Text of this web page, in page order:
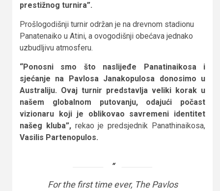
prestižnog turnira”.
Prošlogodišnji turnir održan je na drevnom stadionu
Panatenaiko u Atini, a ovogodišnji obećava jednako
uzbudljivu atmosferu.
“Ponosni smo što naslijeđe Panatinaikosa i
sjećanje na Pavlosa Janakopulosa donosimo u
Australiju. Ovaj turnir predstavlja veliki korak u
našem globalnom putovanju, odajući počast
vizionaru koji je oblikovao savremeni identitet
našeg kluba”, rekao je predsjednik Panathinaikosa,
Vasilis Partenopulos.
For the first time ever, The Pavlos